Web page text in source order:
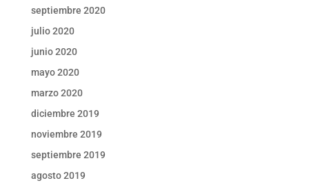
septiembre 2020
julio 2020
junio 2020
mayo 2020
marzo 2020
diciembre 2019
noviembre 2019
septiembre 2019
agosto 2019